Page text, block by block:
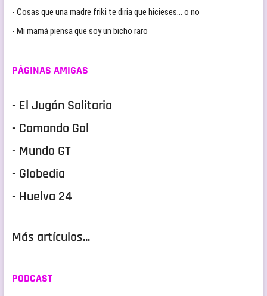
- Cosas que una madre friki te diria que hicieses… o no
- Mi mamá piensa que soy un bicho raro
PÁGINAS AMIGAS
- El Jugón Solitario
- Comando Gol
- Mundo GT
- Globedia
- Huelva 24
Más artículos...
PODCAST